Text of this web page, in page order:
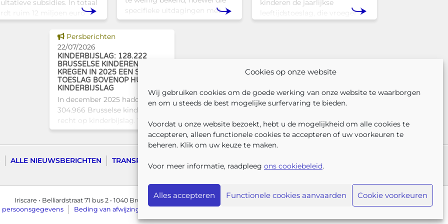
Cookies op onze website
Wij gebruiken cookies om de goede werking van onze website te waarborgen
en om u steeds de best mogelijke surfervaring te bieden.
Voordat u onze website bezoekt, hebt u de mogelijkheid om alle cookies te
accepteren, alleen functionele cookies te accepteren of uw voorkeuren te
beheren. Klik om uw keuze te maken.
Voor meer informatie, raadpleeg ons cookiebeleid.
Alles accepteren Functionele cookies aanvaarden Cookie voorkeuren
subsidies. In totaal
ruim 12 miljoen euro
actoren die actief
op het vlak van gezondhe
specifieke uitdagingen met
zich meebrengen voor zowel
een concrete oplossing in
kinderen de jaarlijkse
leeftijdstoeslag, die vroeger
Dit nieuws tonen
Persberichten
22/07/2026
KINDERBIJSLAG: 128.222
BRUSSELSE KINDEREN
KREGEN IN 2025 EEN SOCIALE
TOESLAG BOVENOP HUN
KINDERBIJSLAG
In december 2025 hadden
304.966 Brusselse kinderen
recht op kinderbijslag. Van hen
ontvingen 128.222 kinderen
ook een sociale toeslag boven
komt overeen met 42,04% van
ALLE NIEUWSBERICHTEN TRANSPARANTIE
Iriscare • Belliardstraat 71 bus 2 • 1040 Brussel
2026 Iriscare
Beding van afwijzing van aansprakelijkheid